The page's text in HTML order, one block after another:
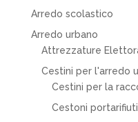
Arredo scolastico
Arredo urbano
Attrezzature
Cestini per l'arredo
Cestini per la
Cestoni portarifiuti